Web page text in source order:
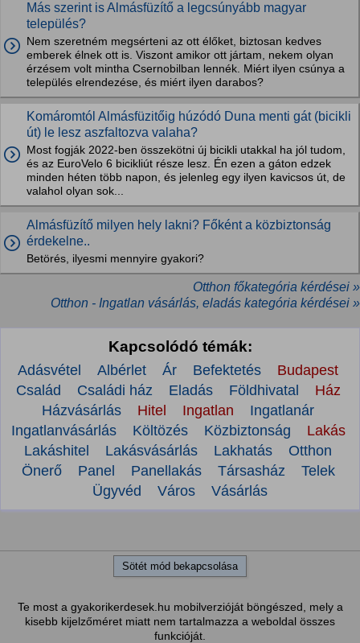
Más szerint is Almásfüzítő a legcsúnyább magyar
település?
Nem szeretném megsérteni az ott élőket, biztosan kedves
emberek élnek ott is. Viszont amikor ott jártam, nekem olyan
érzésem volt mintha Csernobilban lennék. Miért ilyen csúnya a
település elrendezése, és miért ilyen darabos?
Komáromtól Almásfüzitőig húzódó Duna menti gát (bicikli
út) le lesz aszfaltozva valaha?
Most fogják 2022-ben összekötni új bicikli utakkal ha jól tudom,
és az EuroVelo 6 bicikliút része lesz. Én ezen a gáton edzek
minden héten több napon, és jelenleg egy ilyen kavicsos út, de
valahol olyan sok...
Almásfüzítő milyen hely lakni? Főként a közbiztonság
érdekelne..
Betörés, ilyesmi mennyire gyakori?
Otthon főkategória kérdései »
Otthon - Ingatlan vásárlás, eladás kategória kérdései »
Kapcsolódó témák:
Adásvétel Albérlet Ár Befektetés
Budapest
Család
Családi ház Eladás Földhivatal
Ház
Házvásárlás
Hitel Ingatlan
Ingatlanár
Ingatlanvásárlás
Költözés Közbiztonság
Lakás
Lakáshitel
Lakásvásárlás Lakhatás
Otthon
Önerő
Panel Panellakás Társasház
Telek
Ügyvéd
Város Vásárlás
Sötét mód bekapcsolása
Te most a gyakorikerdesek.hu mobilverzióját böngészed, mely a
kisebb kijelzőméret miatt nem tartalmazza a weboldal összes
funkcióját.